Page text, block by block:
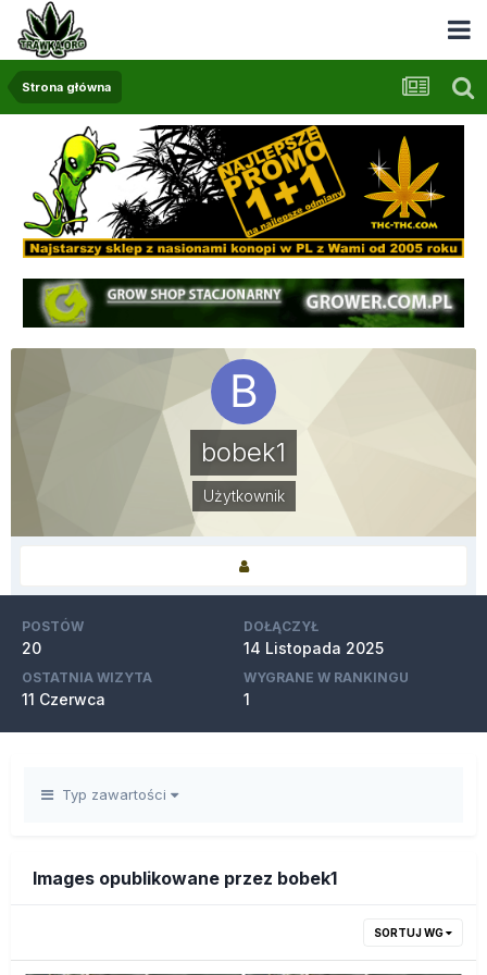
Strona główna
bobek1
Użytkownik
POSTÓW
20
DOŁĄCZYŁ
14 Listopada 2025
OSTATNIA WIZYTA
11 Czerwca
WYGRANE W RANKINGU
1
Typ zawartości
Images opublikowane przez bobek1
SORTUJ WG